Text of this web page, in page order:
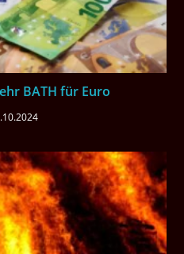
BATH für Euro